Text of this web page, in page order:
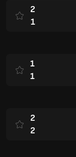
2
1
1
1
2
2